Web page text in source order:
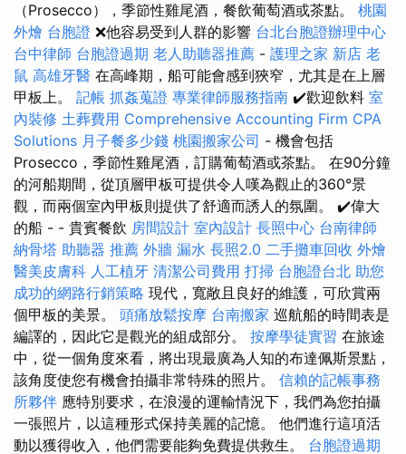
（Prosecco），季節性雞尾酒，餐飲葡萄酒或茶點。 桃園
外燴 台胞證 ❌他容易受到人群的影響 台北台胞證辦理中心
台中律師 台胞證過期 老人助聽器推薦 - 護理之家 新店 老
鼠 高雄牙醫 在高峰期，船可能會感到狹窄，尤其是在上層
甲板上。 記帳 抓姦蒐證 專業律師服務指南 ✔️歡迎飲料 室
內裝修 土葬費用 Comprehensive Accounting Firm CPA
Solutions 月子餐多少錢 桃園搬家公司 - 機會包括
Prosecco，季節性雞尾酒，訂購葡萄酒或茶點。 在90分鐘
的河船期間，從頂層甲板可提供令人嘆為觀止的360°景
觀，而兩個室內甲板則提供了舒適而誘人的氛圍。 ✔️偉大
的船 - - 貴賓餐飲 房間設計 室內設計 長照中心 台南律師
納骨塔 助聽器 推薦 外牆 漏水 長照2.0 二手攤車回收 外燴
醫美皮膚科 人工植牙 清潔公司費用 打掃 台胞證台北 助您
成功的網路行銷策略 現代，寬敞且良好的維護，可欣賞兩
個甲板的美景。 頭痛放鬆按摩 台南搬家 巡航船的時間表是
編譯的，因此它是觀光的組成部分。 按摩學徒實習 在旅途
中，從一個角度來看，將出現最廣為人知的布達佩斯景點，
該角度使您有機會拍攝非常特殊的照片。 信賴的記帳事務
所夥伴 應特別要求，在浪漫的運輸情況下，我們為您拍攝
一張照片，以這種形式保持美麗的記憶。 他們進行這項活
動以獲得收入，他們需要能夠免費提供救生。 台胞證過期